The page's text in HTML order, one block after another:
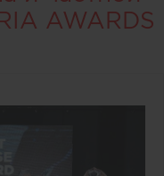
AWARDS